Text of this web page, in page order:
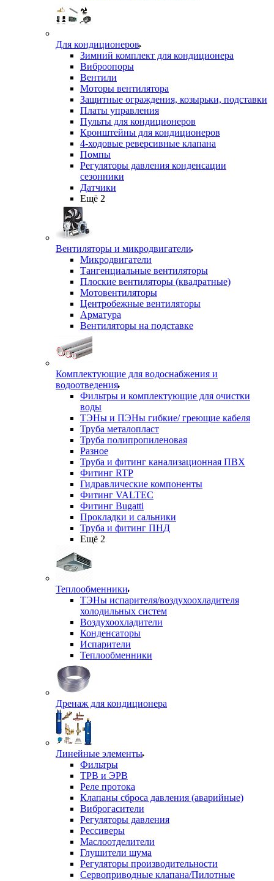
Для кондиционеров
Зимний комплект для кондиционера
Виброопоры
Вентили
Моторы вентилятора
Защитные ограждения, козырьки, подставки
Платы управления
Пульты для кондиционеров
Кронштейны для кондиционеров
4-ходовые реверсивные клапана
Помпы
Регуляторы давления конденсации
сезонники
Датчики
Ещё 2
Вентиляторы и микродвигатели
Микродвигатели
Тангенциальные вентиляторы
Плоские вентиляторы (квадратные)
Мотовентиляторы
Центробежные вентиляторы
Арматура
Вентиляторы на подставке
Комплектующие для водоснабжения и
водоотведения
Фильтры и комплектующие для очистки
воды
ТЭНы и ПЭНы гибкие/ греющие кабеля
Труба металопласт
Труба полипропиленовая
Разное
Труба и фитинг канализационная ПВХ
Фитинг RTP
Гидравлические компоненты
Фитинг VALTEC
Фитинг Bugatti
Прокладки и сальники
Труба и фитинг ПНД
Ещё 2
Теплообменники
ТЭНы испарителя/воздухоохладителя
холодильных систем
Воздухоохладители
Конденсаторы
Испарители
Теплообменники
Дренаж для кондиционера
Линейные элементы
Фильтры
ТРВ и ЭРВ
Реле протока
Клапаны сброса давления (аварийные)
Виброгасители
Регуляторы давления
Рессиверы
Маслоотделители
Глушители шума
Регуляторы производительности
Сервоприводные клапана/Пилотные